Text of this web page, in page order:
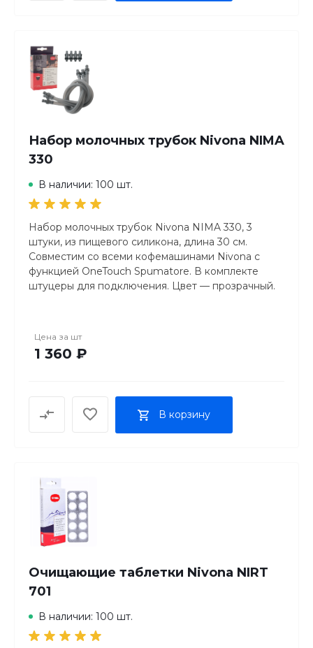
Набор молочных трубок Nivona NIMA
330
В наличии: 100 шт.
Набор молочных трубок Nivona NIMA 330, 3
штуки, из пищевого силикона, длина 30 см.
Совместим со всеми кофемашинами Nivona с
функцией OneTouch Spumatore. В комплекте
штуцеры для подключения. Цвет — прозрачный.
Цена за шт
1 360 ₽
В корзину
Очищающие таблетки Nivona NIRT
701
В наличии: 100 шт.